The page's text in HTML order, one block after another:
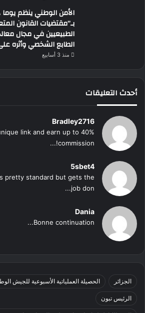
الأمن الوطني ينظم
بـ”مقتضيات القانون
الطبيعيين في مجال
الطابع الشخصي وأثره
منذ 3 أسابيع
أحدث التعليقات
Bradley2716
link and earn up to 40%
commission!...
5sbet4
pretty standard but gets the
job don...
Dania
Bonne continuation...
الجزائر الحصيلة العملياتية الأسبوعية للجيش
الرئيس تبون